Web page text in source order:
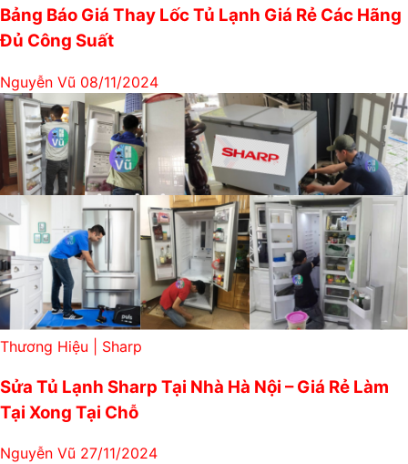
Bảng Báo Giá Thay Lốc Tủ Lạnh Giá Rẻ Các Hãng
Đủ Công Suất
Nguyễn Vũ 08/11/2024
Thương Hiệu | Sharp
Sửa Tủ Lạnh Sharp Tại Nhà Hà Nội – Giá Rẻ Làm
Tại Xong Tại Chỗ
Nguyễn Vũ 27/11/2024